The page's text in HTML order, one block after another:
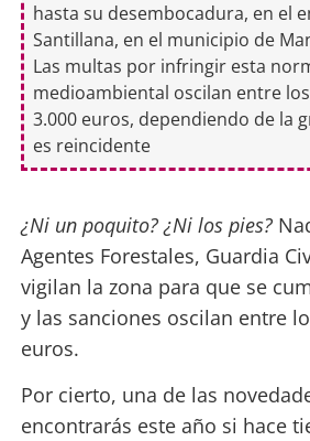
hasta su desembocadura, en el
Santillana, en el municipio de
Las multas por infringir esta
medioambiental oscilan entre
3.000 euros, dependiendo de la
es reincidente
¿Ni un poquito? ¿Ni los pies?
Agentes Forestales, Guardia
vigilan la zona para que se
y las sanciones oscilan entre
euros.
Por cierto, una de las
encontrarás este año si hace